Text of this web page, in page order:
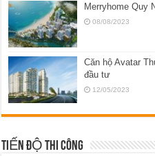
Merryhome Quy
08/08/2023
Căn hộ Avatar
đầu tư
12/05/2023
TIẾN ĐỘ THI CÔNG